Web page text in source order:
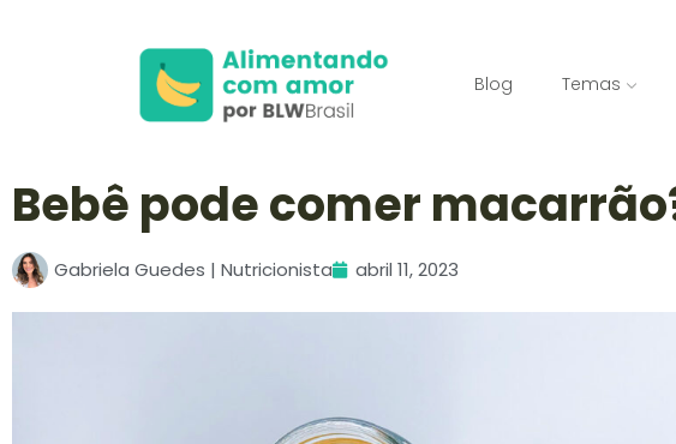
Blog Temas
Bebê pode comer
Gabriela Guedes | Nutricionista abril 11, 2023